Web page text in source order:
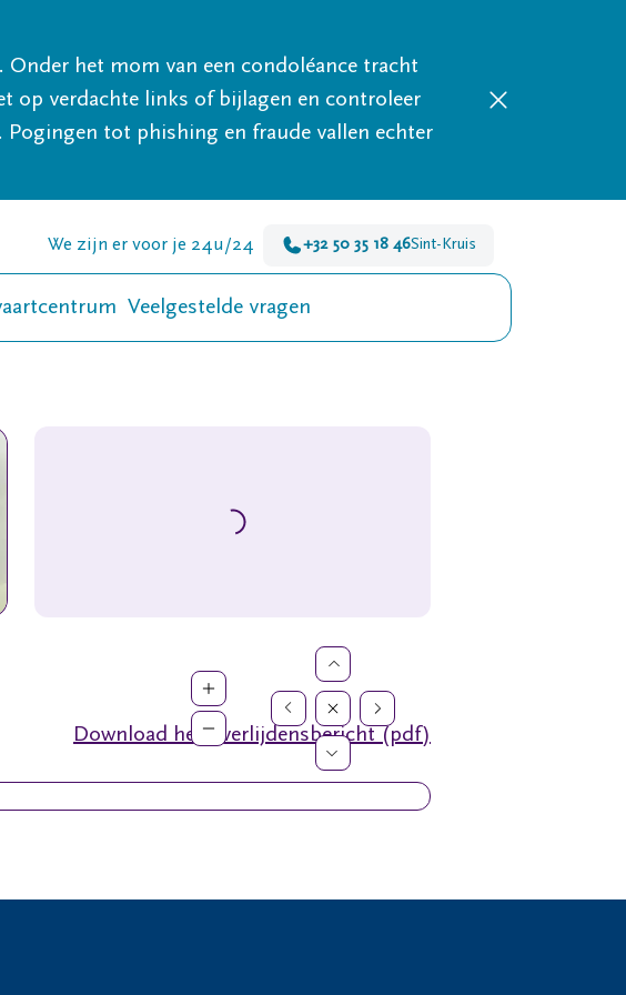
het mom van een condoléance tracht
op verdachte links of bijlagen en controleer
tot phishing en fraude vallen echter
We zijn er voor je 24u/24 +32 50 35 18 46Sint-Kruis
Veelgestelde vragen
Download het overlijdensbericht (pdf)